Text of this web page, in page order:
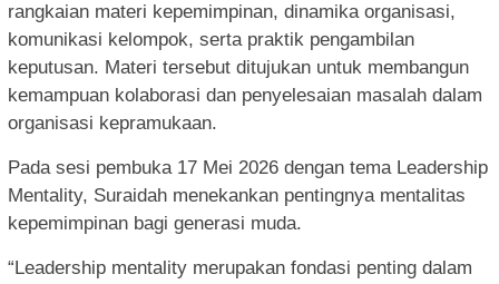
rangkaian materi kepemimpinan, dinamika organisasi,
komunikasi kelompok, serta praktik pengambilan
keputusan. Materi tersebut ditujukan untuk membangun
kemampuan kolaborasi dan penyelesaian masalah dalam
organisasi kepramukaan.
Pada sesi pembuka 17 Mei 2026 dengan tema Leadership
Mentality, Suraidah menekankan pentingnya mentalitas
kepemimpinan bagi generasi muda.
“Leadership mentality merupakan fondasi penting dalam